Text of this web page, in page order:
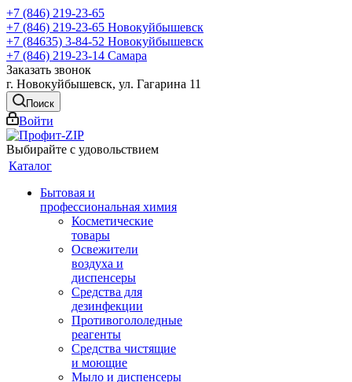
+7 (846) 219-23-65
+7 (846) 219-23-65 Новокуйбышевск
+7 (84635) 3-84-52 Новокуйбышевск
+7 (846) 219-23-14 Самара
Заказать звонок
г. Новокуйбышевск, ул. Гагарина 11
Поиск
Войти
Выбирайте с удовольствием
Каталог
Бытовая и
профессиональная химия
Косметические
товары
Освежители
воздуха и
диспенсеры
Средства для
дезинфекции
Противогололедные
реагенты
Средства чистящие
и моющие
Мыло и диспенсеры